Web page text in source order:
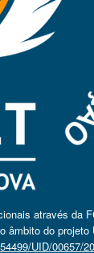
através da
âmbito do projeto
UID/00657/